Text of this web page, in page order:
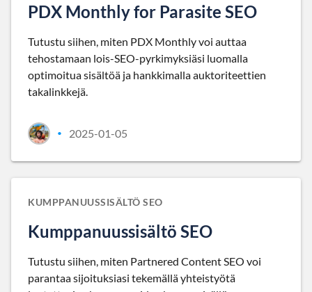
PDX Monthly for Parasite SEO
Tutustu siihen, miten PDX Monthly voi auttaa
tehostamaan lois-SEO-pyrkimyksiäsi luomalla
optimoitua sisältöä ja hankkimalla auktoriteettien
takalinkkejä.
• 2025-01-05
KUMPPANUUSSISÄLTÖ SEO
Kumppanuussisältö SEO
Tutustu siihen, miten Partnered Content SEO voi
parantaa sijoituksiasi tekemällä yhteistyötä